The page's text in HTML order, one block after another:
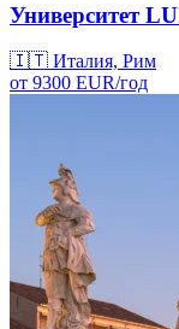
Университет
🇮🇹 Италия, Рим
от 9300 EUR/год